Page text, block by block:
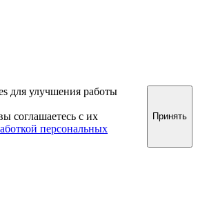
для улучшения работы
соглашаетесь с их
персональных
Принять